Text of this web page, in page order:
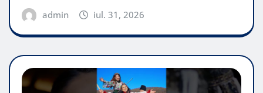
admin iul. 31, 2026